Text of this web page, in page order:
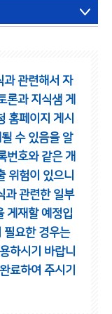
과 관련해서 자
론과 지식샘 게
홈페이지 게시
수 있음을 알
번호와 같은 개
위험이 있으니
과 관련한 일부
게재할 예정입
요한 경우는
하시기 바랍니
료하여 주시기